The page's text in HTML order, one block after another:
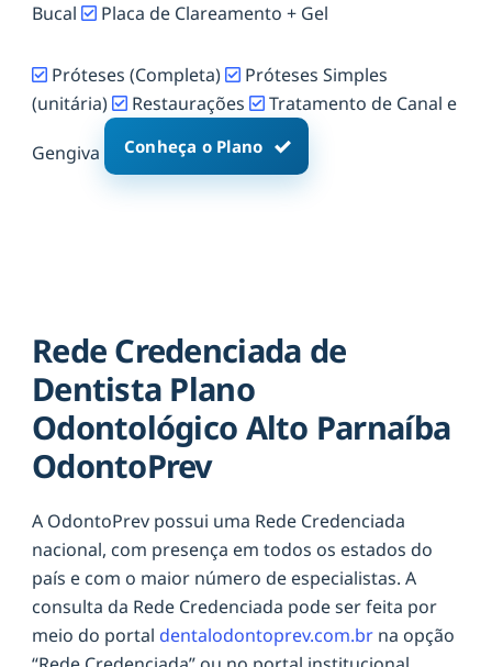
Bucal
Placa de Clareamento + Gel
Próteses (Completa)
Próteses Simples
(unitária)
Restaurações Tratamento de Canal e
Gengiva Conheça o Plano
Rede Credenciada de
Dentista Plano
Odontológico Alto Parnaíba
OdontoPrev
A OdontoPrev possui uma Rede Credenciada
nacional, com presença em todos os estados do
país e com o maior número de especialistas. A
consulta da Rede Credenciada pode ser feita por
meio do portal dentalodontoprev.com.br na opção